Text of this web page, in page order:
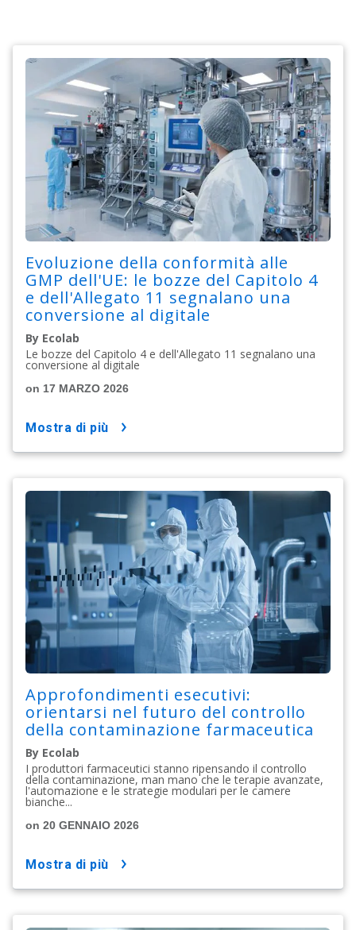
Evoluzione della conformità alle
GMP dell'UE: le bozze del Capitolo 4
e dell'Allegato 11 segnalano una
conversione al digitale
By Ecolab
Le bozze del Capitolo 4 e dell'Allegato 11 segnalano una
conversione al digitale
on 17 MARZO 2026
mostra di più
Approfondimenti esecutivi:
orientarsi nel futuro del controllo
della contaminazione farmaceutica
By Ecolab
I produttori farmaceutici stanno ripensando il controllo
della contaminazione, man mano che le terapie avanzate,
l'automazione e le strategie modulari per le camere
bianche...
on 20 GENNAIO 2026
mostra di più